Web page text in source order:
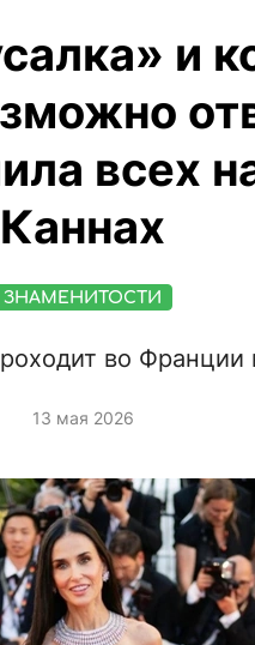
и
всех
Каннах
ЗНАМЕНИТОСТИ
во Франции
13 мая 2026